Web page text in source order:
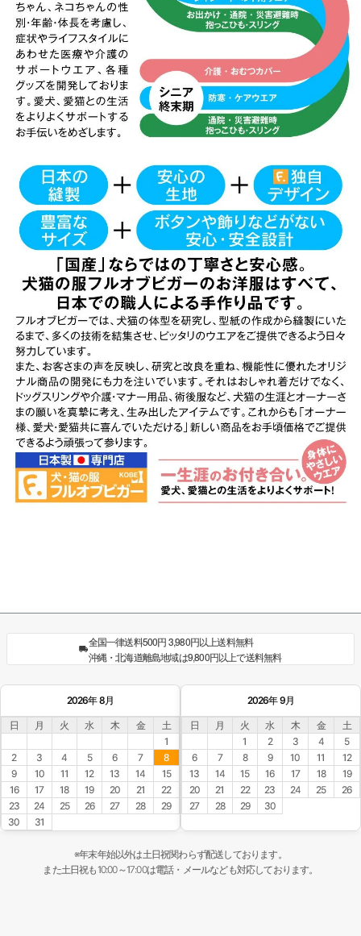
全国一律送料500円 3,980円以上送料無料
沖縄・北海道離島地域は9,800円以上で送料無料
2026年 8月
日 月 火 水 木 金
土
1
2
3 4 5 6 7
8
9
10 11 12 13 14
15
16
17 18 19 20 21
22
23
24 25 26 27 28
29
30
31
2026年 9月
日 月 火 水 木 金
土
1
2 3 4
5
6
7 8 9 10 11
12
13
14 15 16 17 18
19
20
21 22 23 24 25
26
27
28 29 30
※年末年始以外は土日祝関わらず配送しております。
また土日祝も10:00～17:00は電話・メールなども対応しております。